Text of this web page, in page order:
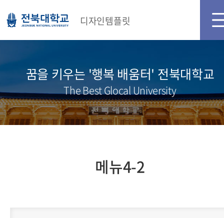
디자인템플릿
꿈을 키우는 '행복 배움터' 전북대학교
The Best Glocal University
메뉴4-2